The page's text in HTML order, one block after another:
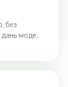
без
моде.